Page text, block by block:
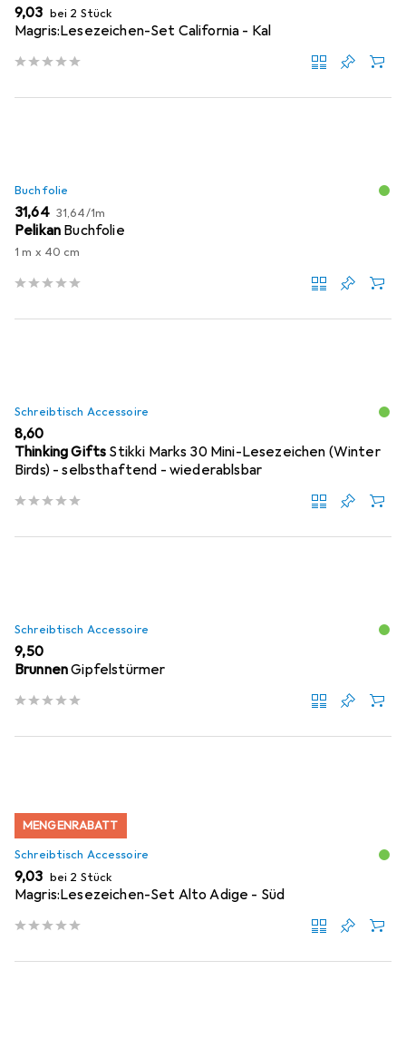
EUR
9,03 bei 2 Stück
Magris:Lesezeichen-Set California - Kal
Buchfolie
EUR
31,64 EUR
31,64/1m
Pelikan Buchfolie
1 m x 40 cm
Schreibtisch Accessoire
EUR
8,60
Thinking Gifts Stikki Marks 30 Mini-Lesezeichen (Winter
Birds) - selbsthaftend - wiederablsbar
Schreibtisch Accessoire
EUR
9,50
BrunnenGipfelstürmer
MENGENRABATT
Schreibtisch Accessoire
EUR
9,03 bei 2 Stück
Magris:Lesezeichen-Set Alto Adige - Süd